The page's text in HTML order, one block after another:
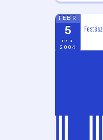
FEBR
5
csü
2004